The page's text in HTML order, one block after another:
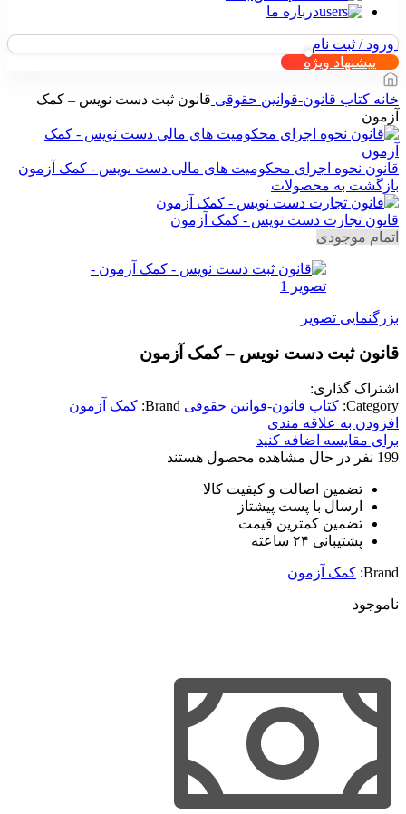
درباره ما
ورود / ثبت نام
پیشنهاد ویژه
خانه کتاب قانون-قوانین حقوقی قانون ثبت دست نویس – کمک
آزمون
قانون نحوه اجرای محکومیت های مالی دست نویس - کمک آزمون
بازگشت به محصولات
قانون تجارت دست نویس - کمک آزمون
اتمام موجودی
بزرگنمایی تصویر
قانون ثبت دست نویس – کمک آزمون
اشتراک گذاری:
Category: کتاب قانون-قوانین حقوقی Brand: کمک آزمون
افزودن به علاقه مندی
برای مقایسه اضافه کنید
199 نفر در حال مشاهده محصول هستند
تضمین اصالت و کیفیت کالا
ارسال با پست پیشتاز
تضمین کمترین قیمت
پشتیبانی ۲۴ ساعته
Brand: کمک آزمون
ناموجود